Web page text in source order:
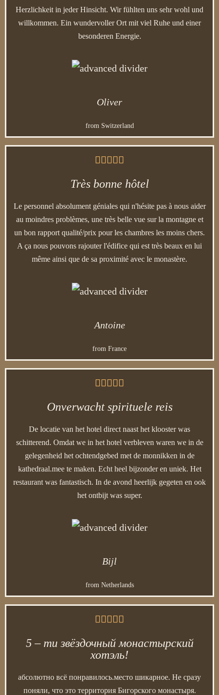
Herzlichkeit in jeder Hinsicht. Wir fühlten uns sehr wohl und
willkommen. Ein wundervoller Ort mit viel Ruhe und einer
besonderen Energie.
Oliver
from Switzerland

Très bonne hôtel
Le personnel absolument géniales qui n'hésite pas à nous aider
au moindres problèmes, une très belle vue sur la montagne et
un bon rapport qualité/prix pour les chambres les moins chers.
A ça nous pouvons rajouter l'édifice qui est très beaux en lui
même ainsi que de sa proximité avec le monastère.
Antoine
from France

Onverwacht spirituele reis
De locatie van het hotel direct naast het klooster was
schitterend. Omdat we in het hotel verbleven waren we in de
gelegenheid het ochtendgebed met de monnikken in de
kathedraal.mee te maken. Echt heel bijzonder en uniek. Het
restaurant was fantastisch. In de avond heerlijk gegeten en ook
het ontbijt was super.
Bijl
from Netherlands

5 – ти звёздочный монастырский
хотэль!
абсолютно всё понравилось.место шикарное. Не сразу
поняли, что это территория Бигорского монастыря.